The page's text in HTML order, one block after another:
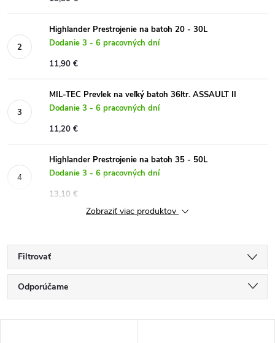
Highlander Prestrojenie na batoh 20 - 30L
Dodanie 3 - 6 pracovných dní
11,90 €
MIL-TEC Prevlek na veľký batoh 36ltr. ASSAULT II
Dodanie 3 - 6 pracovných dní
11,20 €
Highlander Prestrojenie na batoh 35 - 50L
Dodanie 3 - 6 pracovných dní
13,10 €
Zobraziť viac produktov
Filtrovať
R
a
Odporúčame